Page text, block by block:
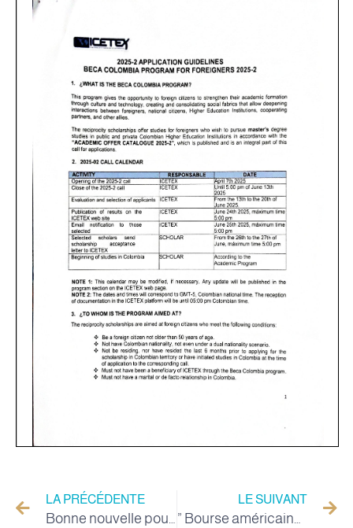
LA PRÉCÉDENTE LE SUIVANT